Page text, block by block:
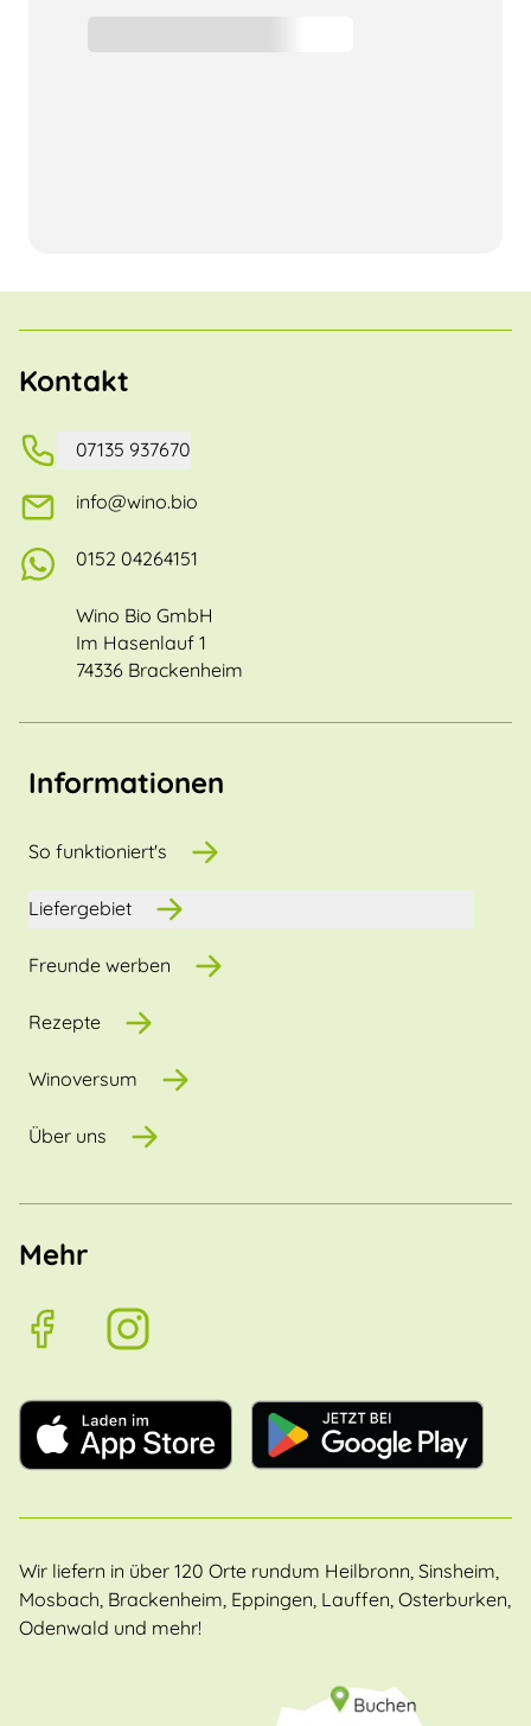
Kontakt
07135 937670
info@wino.bio
0152 04264151
Wino Bio GmbH
Im Hasenlauf 1
74336 Brackenheim
Informationen
So funktioniert's
Liefergebiet
Freunde werben
Rezepte
Winoversum
Über uns
Mehr
Wir liefern in über 120 Orte rundum Heilbronn, Sinsheim,
Mosbach, Brackenheim, Eppingen, Lauffen, Osterburken,
Odenwald und mehr!